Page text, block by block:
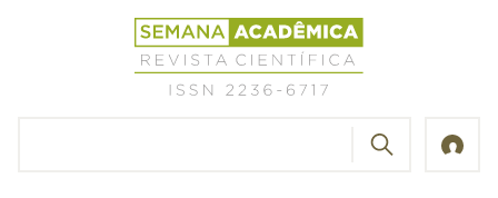
Revista
Científica
Semana